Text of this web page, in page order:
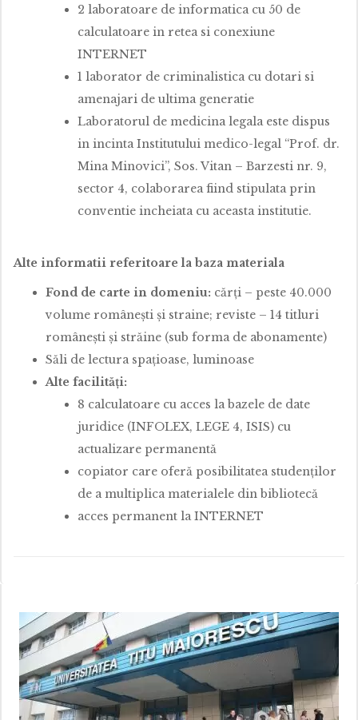
2 laboratoare de informatica cu 50 de
calculatoare in retea si conexiune
INTERNET
1 laborator de criminalistica cu dotari si
amenajari de ultima generatie
Laboratorul de medicina legala este dispus
in incinta Institutului medico-legal “Prof. dr.
Mina Minovici”, Sos. Vitan – Barzesti nr. 9,
sector 4, colaborarea fiind stipulata prin
conventie incheiata cu aceasta institutie.
Alte informatii referitoare la baza materiala
Fond de carte in domeniu: cărţi – peste 40.000
volume româneşti şi straine; reviste – 14 titluri
româneşti şi străine (sub forma de abonamente)
Săli de lectura spaţioase, luminoase
Alte facilităţi:
8 calculatoare cu acces la bazele de date
juridice (INFOLEX, LEGE 4, ISIS) cu
actualizare permanentă
copiator care oferă posibilitatea studenţilor
de a multiplica materialele din bibliotecă
acces permanent la INTERNET